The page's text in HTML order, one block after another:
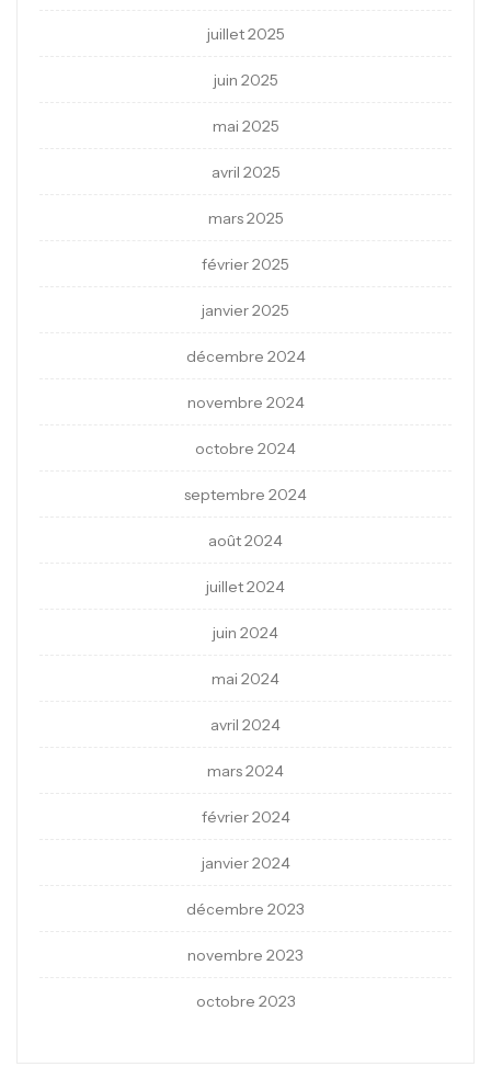
juillet 2025
juin 2025
mai 2025
avril 2025
mars 2025
février 2025
janvier 2025
décembre 2024
novembre 2024
octobre 2024
septembre 2024
août 2024
juillet 2024
juin 2024
mai 2024
avril 2024
mars 2024
février 2024
janvier 2024
décembre 2023
novembre 2023
octobre 2023